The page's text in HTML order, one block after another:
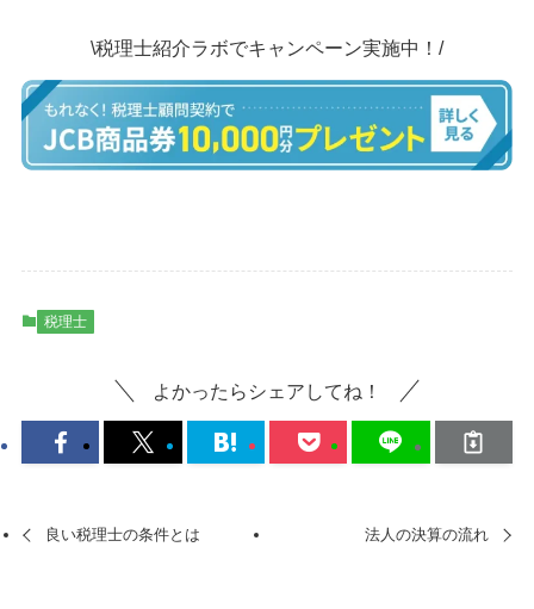
\税理士紹介ラボでキャンペーン実施中！/
税理士
よかったらシェアしてね！
良い税理士の条件とは 法人の決算の流れ